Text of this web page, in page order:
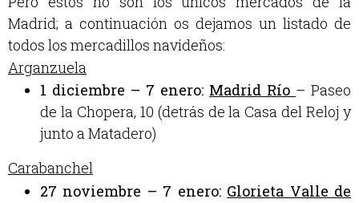
Madrid; a continuación os dejamos un listado de
todos los mercadillos navideños:
Arganzuela
1 diciembre – 7 enero: Madrid Río – Paseo
de la Chopera, 10 (detrás de la Casa del Reloj y
junto a Matadero)
Carabanchel
27 noviembre – 7 enero: Glorieta Valle de